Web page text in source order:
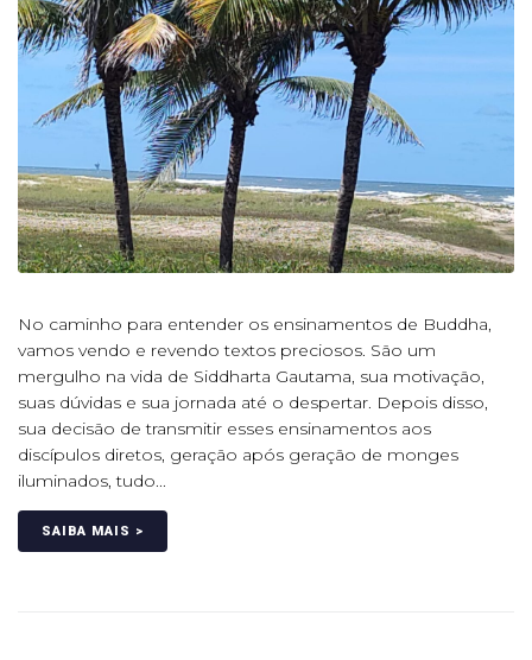
No caminho para entender os ensinamentos de Buddha,
vamos vendo e revendo textos preciosos. São um
mergulho na vida de Siddharta Gautama, sua motivação,
suas dúvidas e sua jornada até o despertar. Depois disso,
sua decisão de transmitir esses ensinamentos aos
discípulos diretos, geração após geração de monges
iluminados, tudo...
SAIBA MAIS >